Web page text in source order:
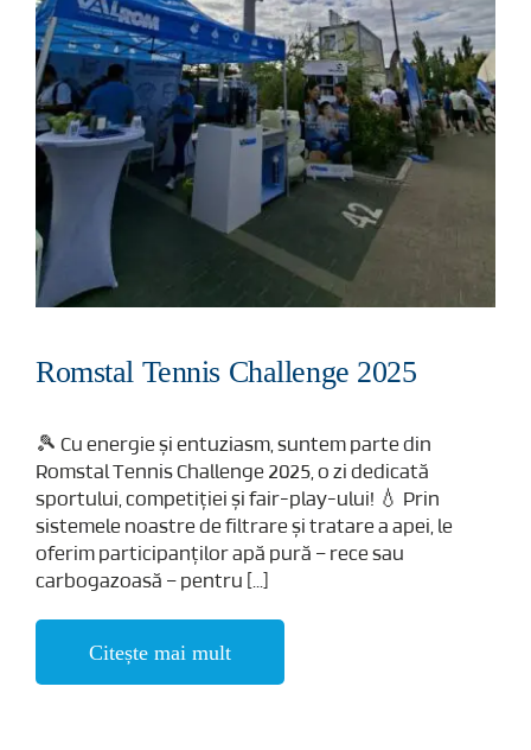
Romstal Tennis Challenge 2025
🎾 Cu energie și entuziasm, suntem parte din
Romstal Tennis Challenge 2025, o zi dedicată
sportului, competiției și fair-play-ului! 💧 Prin
sistemele noastre de filtrare și tratare a apei, le
oferim participanților apă pură – rece sau
carbogazoasă – pentru [...]
Citește mai mult